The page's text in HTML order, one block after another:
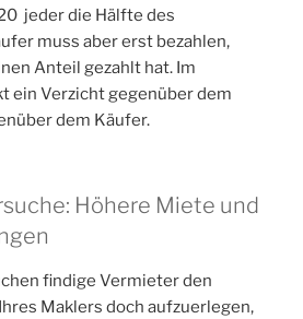
jeder die Hälfte des
muss aber erst bezahlen,
Anteil gezahlt hat. Im
ein Verzicht gegenüber dem
dem Käufer.
Höhere Miete und
findige Vermieter den
Maklers doch aufzuerlegen,